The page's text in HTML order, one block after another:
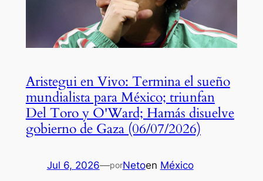
Aristegui en Vivo: Termina el sueño
mundialista para México; triunfan
Del Toro y O'Ward; Hamás disuelve
gobierno de Gaza (06/07/2026)
Jul 6, 2026—porNetoen México